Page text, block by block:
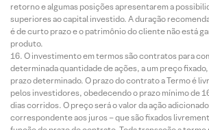
retorno e algumas posições apresentarem a
superiores ao capital investido. A duração
é de curto prazo e o patrimônio do cliente não está
produto.
O investimento em termos são contratos para
determinada quantidade de ações, a um preço
prazo determinado. O prazo do contrato a Termo é
pelos investidores, obedecendo o prazo mínimo de
dias corridos. O preço será o valor da ação
correspondente aos juros – que são fixados